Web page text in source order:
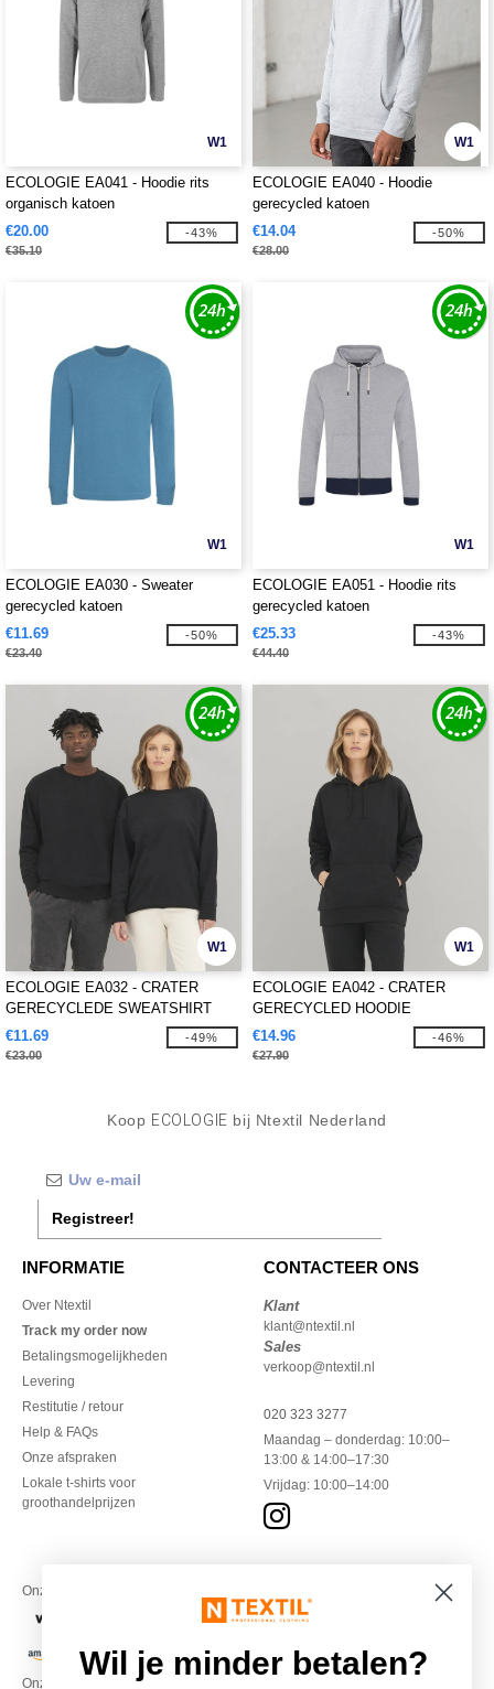
W1
ECOLOGIE EA041 - Hoodie rits
organisch katoen
€20.00
€35.10
-43%
W1
ECOLOGIE EA040 - Hoodie
gerecycled katoen
€14.04
€28.00
-50%
W1
ECOLOGIE EA030 - Sweater
gerecycled katoen
€11.69
€23.40
-50%
W1
ECOLOGIE EA051 - Hoodie rits
gerecycled katoen
€25.33
€44.40
-43%
W1
ECOLOGIE EA032 - CRATER
GERECYCLEDE SWEATSHIRT
€11.69
€23.00
-49%
W1
ECOLOGIE EA042 - CRATER
GERECYCLED HOODIE
€14.96
€27.90
-46%
Koop ECOLOGIE bij Ntextil Nederland
Registreer!
INFORMATIE
Over Ntextil
Track my order now
Betalingsmogelijkheden
Levering
Restitutie / retour
Help & FAQs
Onze afspraken
Lokale t-shirts voor
groothandelprijzen
CONTACTEER ONS
Klant
klant@ntextil.nl
Sales
verkoop@ntextil.nl
020 323 3277
Maandag – donderdag: 10:00–
13:00 & 14:00–17:30
Vrijdag: 10:00–14:00
Onze financiële partners
Onze transporteurs
Wil je minder betalen?